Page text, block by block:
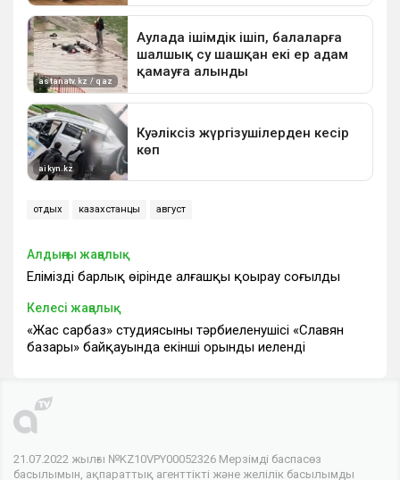
отдых казахстанцы август
Алдыңғы жаңалық
Еліміздің барлық өңірінде алғашқы қоңырау соғылды
Келесі жаңалық
«Жас сарбаз» студиясының тәрбиеленушісі «Славян
базары» байқауында екінші орынды иеленді
21.07.2022 жылғы №KZ10VPY00052326 Мерзімді баспасөз
басылымын, ақпараттық агенттікті және желілік басылымды